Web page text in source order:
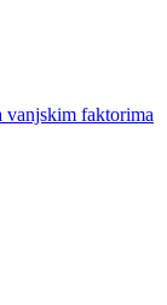
vanjskim faktorima